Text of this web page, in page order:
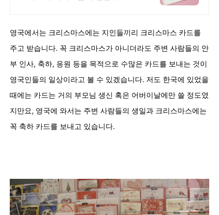
영국에서는 크리스마스에는 지인들끼리 크리스마스 카드를
주고 받습니다. 꼭 크리스마스가 아니더라도 주변 사람들의 안
부 인사, 축하, 응원 등을 목적으로 수많은 카드를 보내는 것이
영국인들의 일상이라고 볼 수 있겠습니다. 저도 한국에 있었을
때에는 카드는 거의 부모님 생신 혹은 어버이날에만 쓸 정도였
지만요, 영국에 와서는 주변 사람들의 생일과 크리스마스에는
꼭 축하 카드를 보내고 있습니다.